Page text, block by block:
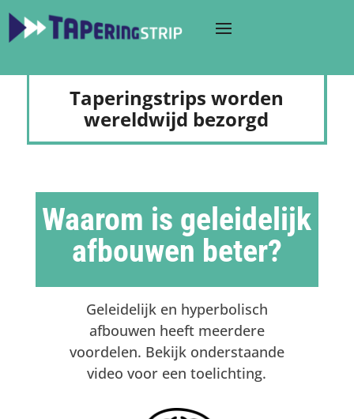
Taperingstrips worden
wereldwijd bezorgd
Waarom is geleidelijk
afbouwen beter?
Geleidelijk en hyperbolisch
afbouwen heeft meerdere
voordelen. Bekijk onderstaande
video voor een toelichting.